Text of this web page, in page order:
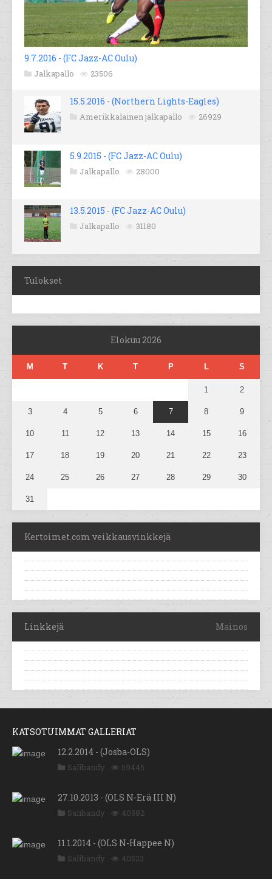
9.7.2016 - (FC Jazz-AC Oulu)
Jalkapallo 23506
15.5.2016 - (Northern Lights-Eagles)
Amerikkalainen jalkapallo 26929
5.9.2015 - (FC Jazz-AC Oulu)
Jalkapallo 28000
13.5.2015 - (FC Jazz-AC Oulu)
Jalkapallo 31180
Tulokset
Elokuu 2026
M T K T P L S
1 2
3 4 5 6 7 8 9
10 11 12 13 14 15 16
17 18 19 20 21 22 23
24 25 26 27 28 29 30
31
Kertoimet.com veikkausvinkkejä
Linkkejä Mainos
KATSOTUIMMAT GALLERIAT
12.2.2014 - (Josba-OLS)
Salibandy 59445
27.10.2013 - (OLS N-Erä III N)
Salibandy 40582
11.1.2014 - (OLS N-Happee N)
Salibandy 40523